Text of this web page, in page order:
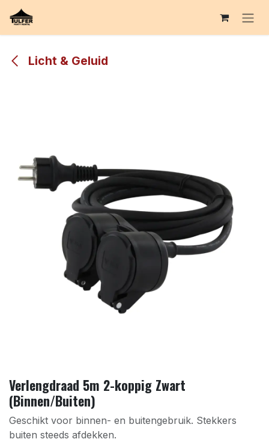
Overslaan naar inhoud
Licht & Geluid
Verlengdraad 5m 2-koppig Zwart
(Binnen/Buiten)
Geschikt voor binnen- en buitengebruik. Stekkers
buiten steeds afdekken.